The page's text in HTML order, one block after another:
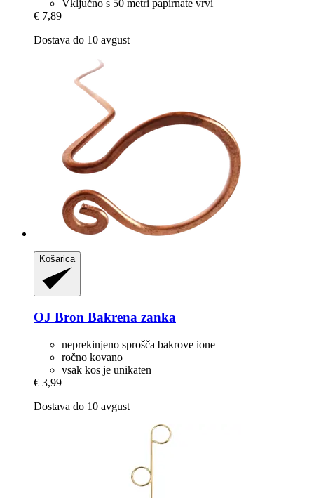
Vključno s 50 metri papirnate vrvi
€ 7,89
Dostava do 10 avgust
Košarica
OJ Bron Bakrena zanka
neprekinjeno sprošča bakrove ione
ročno kovano
vsak kos je unikaten
€ 3,99
Dostava do 10 avgust